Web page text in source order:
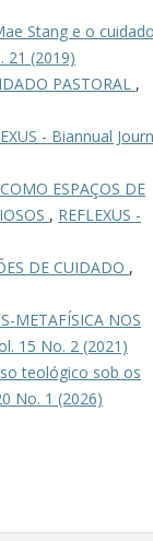
Stang e o
21 (2019)
PASTORAL ,
- Biannual
ESPAÇOS DE
, REFLEXUS -
DE CUIDADO ,
METAFÍSICA NOS
15 No. 2 (2021)
teológico sob os
No. 1 (2026)